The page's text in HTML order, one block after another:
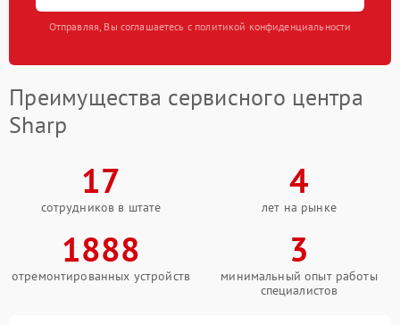
Отправляя, Вы соглашаетесь с политикой конфиденциальности
Преимущества сервисного центра
Sharp
17
сотрудников в штате
4
лет на рынке
1888
отремонтированных устройств
3
минимальный опыт работы
специалистов